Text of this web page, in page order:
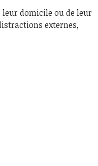
leur domicile ou de leur
externes,